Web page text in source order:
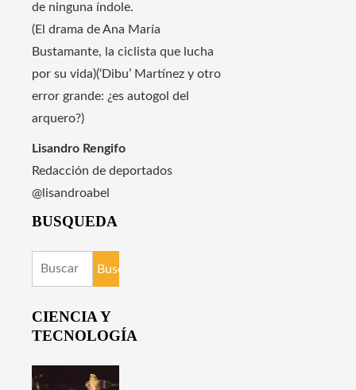
de ninguna índole.
(El drama de Ana María
Bustamante, la ciclista que lucha
por su vida)(‘Dibu’ Martínez y otro
error grande: ¿es autogol del
arquero?)
Lisandro Rengifo
Redacción de deportados
@lisandroabel
BUSQUEDA
Buscar:
CIENCIA Y
TECNOLOGÍA